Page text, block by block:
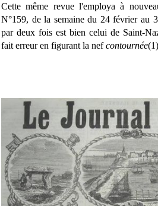
Cette même revue l'employa à
N°159, de la semaine du 24 février au
par deux fois est bien celui de Saint-
fait erreur en figurant la nefcontournée